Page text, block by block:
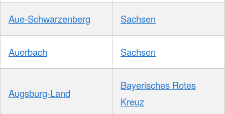
Aue-Schwarzenberg Sachsen
Auerbach Sachsen
Augsburg-Land
Bayerisches Rotes
Kreuz